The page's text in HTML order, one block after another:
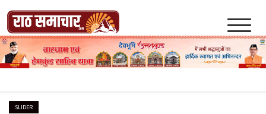
content
Raath Samachar
SLIDER